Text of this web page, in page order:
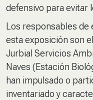
defensivo para evitar
Los responsables
esta exposición son
Jurbial Servicios
Naves (Estación
han impulsado o
inventariado y